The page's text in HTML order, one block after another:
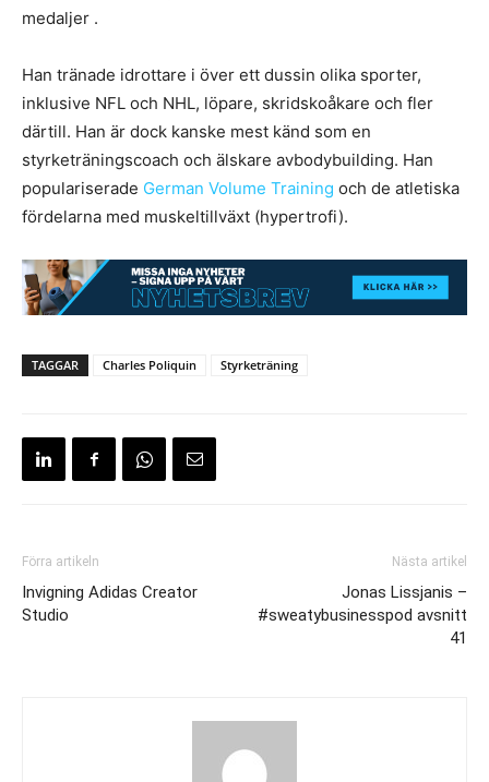
medaljer .
Han tränade idrottare i över ett dussin olika sporter,
inklusive NFL och NHL, löpare, skridskoåkare och fler
därtill. Han är dock kanske mest känd som en
styrketräningscoach och älskare avbodybuilding. Han
populariserade German Volume Training och de atletiska
fördelarna med muskeltillväxt (hypertrofi).
TAGGAR Charles Poliquin Styrketräning
Förra artikeln
Invigning Adidas Creator
Studio
Nästa artikel
Jonas Lissjanis –
#sweatybusinesspod avsnitt
41